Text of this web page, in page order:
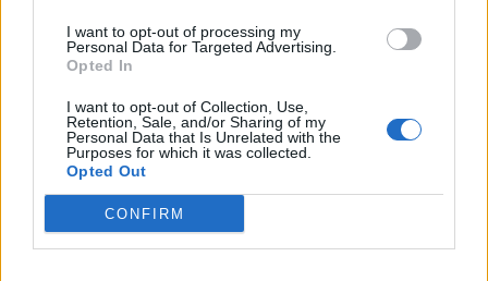
I want to opt-out of processing my
Personal Data for Targeted Advertising.
Opted In
I want to opt-out of Collection, Use,
Retention, Sale, and/or Sharing of my
Personal Data that Is Unrelated with the
Purposes for which it was collected.
Opted Out
CONFIRM